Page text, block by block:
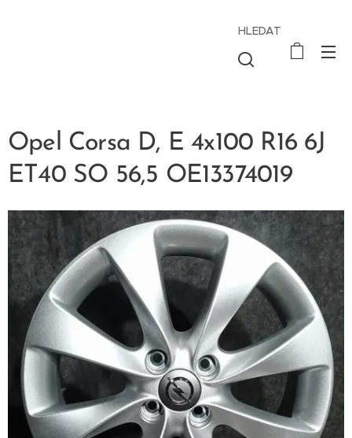
HLEDAT
Opel Corsa D, E 4x100 R16 6J
ET40 SO 56,5 OE13374019